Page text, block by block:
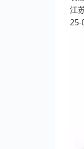
江
25-